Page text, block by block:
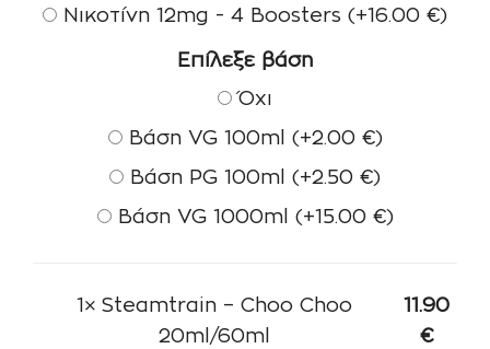
Νικοτίνη 12mg - 4 Boosters (+16.00 €)
Επίλεξε βάση
Όχι
Βάση VG 100ml (+2.00 €)
Βάση PG 100ml (+2.50 €)
Βάση VG 1000ml (+15.00 €)
1× Steamtrain – Choo Choo
20ml/60ml
11.90
€